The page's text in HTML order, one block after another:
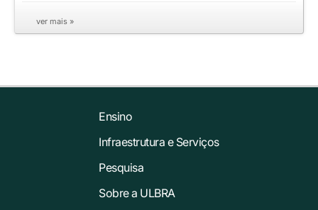
ver mais »
Ensino
Infraestrutura e Serviços
Pesquisa
Sobre a ULBRA